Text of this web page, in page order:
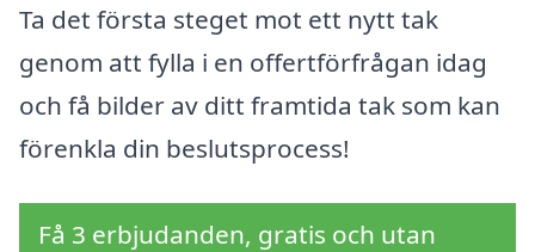
Ta det första steget mot ett nytt tak
genom att fylla i en offertförfrågan idag
och få bilder av ditt framtida tak som kan
förenkla din beslutsprocess!
Få 3 erbjudanden, gratis och utan